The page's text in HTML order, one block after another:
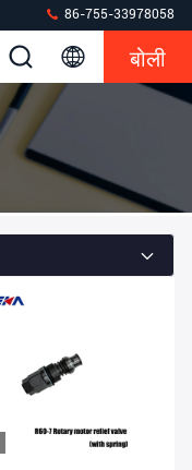
86-755-33978058
बोली